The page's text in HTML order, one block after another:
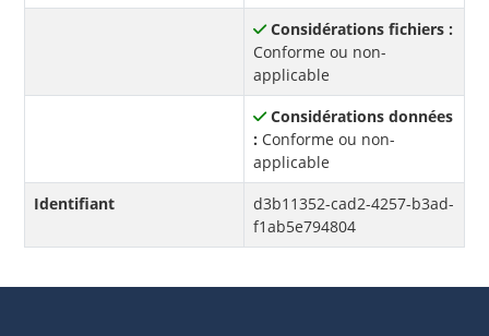
Considérations fichiers :
Conforme ou non-
applicable
Considérations données
: Conforme ou non-
applicable
Identifiant
d3b11352-cad2-4257-b3ad-
f1ab5e794804